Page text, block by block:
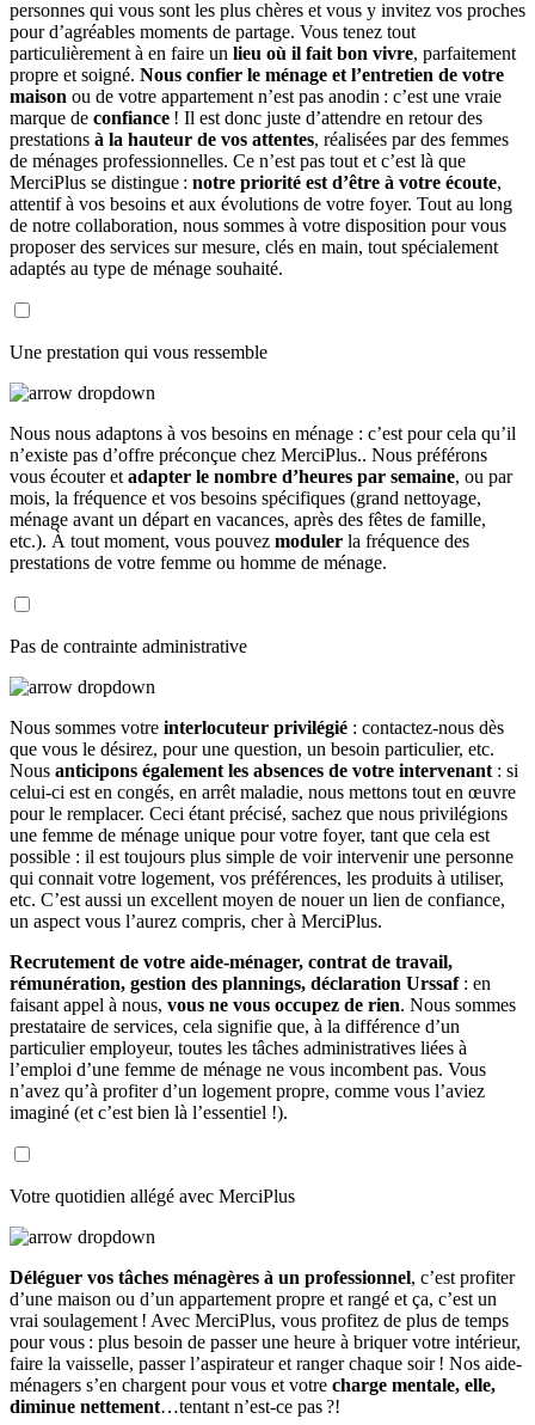
personnes qui vous sont les plus chères et vous y invitez vos proches
pour d’agréables moments de partage. Vous tenez tout
particulièrement à en faire un lieu où il fait bon vivre, parfaitement
propre et soigné. Nous confier le ménage et l’entretien de votre
maison ou de votre appartement n’est pas anodin : c’est une vraie
marque de confiance ! Il est donc juste d’attendre en retour des
prestations à la hauteur de vos attentes, réalisées par des femmes
de ménages professionnelles. Ce n’est pas tout et c’est là que
MerciPlus se distingue : notre priorité est d’être à votre écoute,
attentif à vos besoins et aux évolutions de votre foyer. Tout au long
de notre collaboration, nous sommes à votre disposition pour vous
proposer des services sur mesure, clés en main, tout spécialement
adaptés au type de ménage souhaité.
Une prestation qui vous ressemble
Nous nous adaptons à vos besoins en ménage : c’est pour cela qu’il
n’existe pas d’offre préconçue chez MerciPlus.. Nous préférons
vous écouter et adapter le nombre d’heures par semaine, ou par
mois, la fréquence et vos besoins spécifiques (grand nettoyage,
ménage avant un départ en vacances, après des fêtes de famille,
etc.). À tout moment, vous pouvez moduler la fréquence des
prestations de votre femme ou homme de ménage.
Pas de contrainte administrative
Nous sommes votre interlocuteur privilégié : contactez-nous dès
que vous le désirez, pour une question, un besoin particulier, etc.
Nous anticipons également les absences de votre intervenant : si
celui-ci est en congés, en arrêt maladie, nous mettons tout en œuvre
pour le remplacer. Ceci étant précisé, sachez que nous privilégions
une femme de ménage unique pour votre foyer, tant que cela est
possible : il est toujours plus simple de voir intervenir une personne
qui connait votre logement, vos préférences, les produits à utiliser,
etc. C’est aussi un excellent moyen de nouer un lien de confiance,
un aspect vous l’aurez compris, cher à MerciPlus.
Recrutement de votre aide-ménager, contrat de travail,
rémunération, gestion des plannings, déclaration Urssaf: en
faisant appel à nous, vous ne vous occupez de rien. Nous sommes
prestataire de services, cela signifie que, à la différence d’un
particulier employeur, toutes les tâches administratives liées à
l’emploi d’une femme de ménage ne vous incombent pas. Vous
n’avez qu’à profiter d’un logement propre, comme vous l’aviez
imaginé (et c’est bien là l’essentiel !).
Votre quotidien allégé avec MerciPlus
Déléguer vos tâches ménagères à un professionnel, c’est profiter
d’une maison ou d’un appartement propre et rangé et ça, c’est un
vrai soulagement ! Avec MerciPlus, vous profitez de plus de temps
pour vous : plus besoin de passer une heure à briquer votre intérieur,
faire la vaisselle, passer l’aspirateur et ranger chaque soir ! Nos aide-
ménagers s’en chargent pour vous et votre charge mentale, elle,
diminue nettement…tentant n’est-ce pas ?!